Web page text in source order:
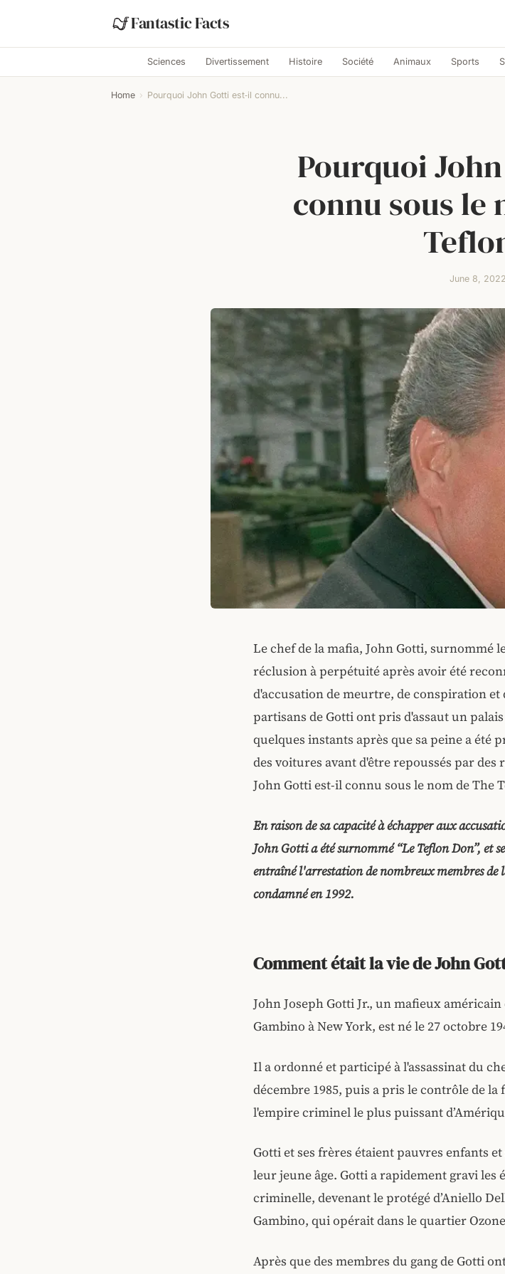
Fantastic Facts
Sciences Divertissement Histoire Société Animaux Sports
Home › Pourquoi John Gotti est‑il connu...
Pourquoi
connu sous le
June 8, 2022
Le chef de la mafia, John Gotti, surnommé
réclusion à perpétuité après avoir été
d'accusation de meurtre, de conspiration et
partisans de Gotti ont pris d'assaut un
quelques instants après que sa peine a été
des voitures avant d'être repoussés par
John Gotti est-il connu sous le nom de The
En raison de sa capacité à échapper aux
John Gotti a été surnommé “Le Teflon Don”, et
entraîné l'arrestation de nombreux membres
condamné en 1992.
Comment était la vie de John
John Joseph Gotti Jr., un mafieux
Gambino à New York, est né le 27 octobre
Il a ordonné et participé à l'assassinat du
décembre 1985, puis a pris le contrôle de la
l'empire criminel le plus puissant
Gotti et ses frères étaient pauvres enfants
leur jeune âge. Gotti a rapidement gravi les
criminelle, devenant le protégé d’Aniello
Gambino, qui opérait dans le quartier
Après que des membres du gang de Gotti